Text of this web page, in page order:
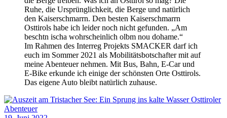
Ruhe, die Ursprünglichkeit, die Berge und natürlich
den Kaiserschmarrn. Den besten Kaiserschmarrn
Osttirols habe ich leider noch nicht gefunden. „Am
beschtn ischa wohrscheinlich olbm nou dohame.“
Im Rahmen des Interreg Projekts SMACKER darf ich
euch im Sommer 2021 als Mobilitätsbotschafter mit auf
meine Abenteuer nehmen. Mit Bus, Bahn, E-Car und
E-Bike erkunde ich einige der schönsten Orte Osttirols.
Das eigene Auto bleibt natürlich zuhause.
Osttiroler
Abenteuer